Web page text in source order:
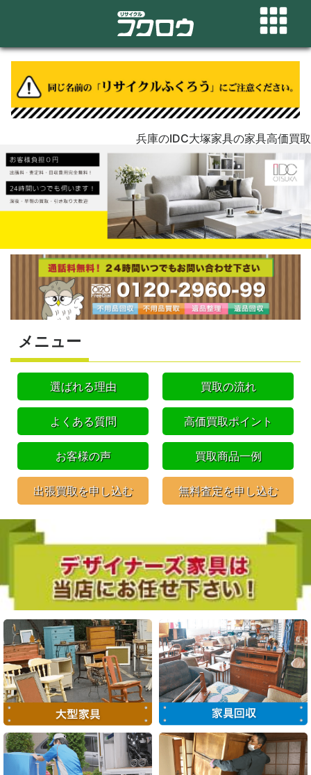
兵庫のIDC大塚家具の家具高価買取
メニュー
選ばれる理由 買取の流れ
よくある質問 高価買取ポイント
お客様の声 買取商品一例
出張買取を申し込む 無料査定を申し込む